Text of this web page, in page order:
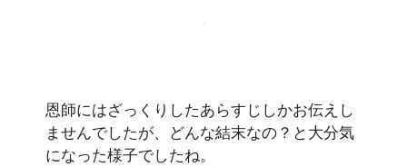
恩師にはざっくりしたあらすじしかお伝えし
ませんでしたが、どんな結末なの？と大分気
になった様子でしたね。